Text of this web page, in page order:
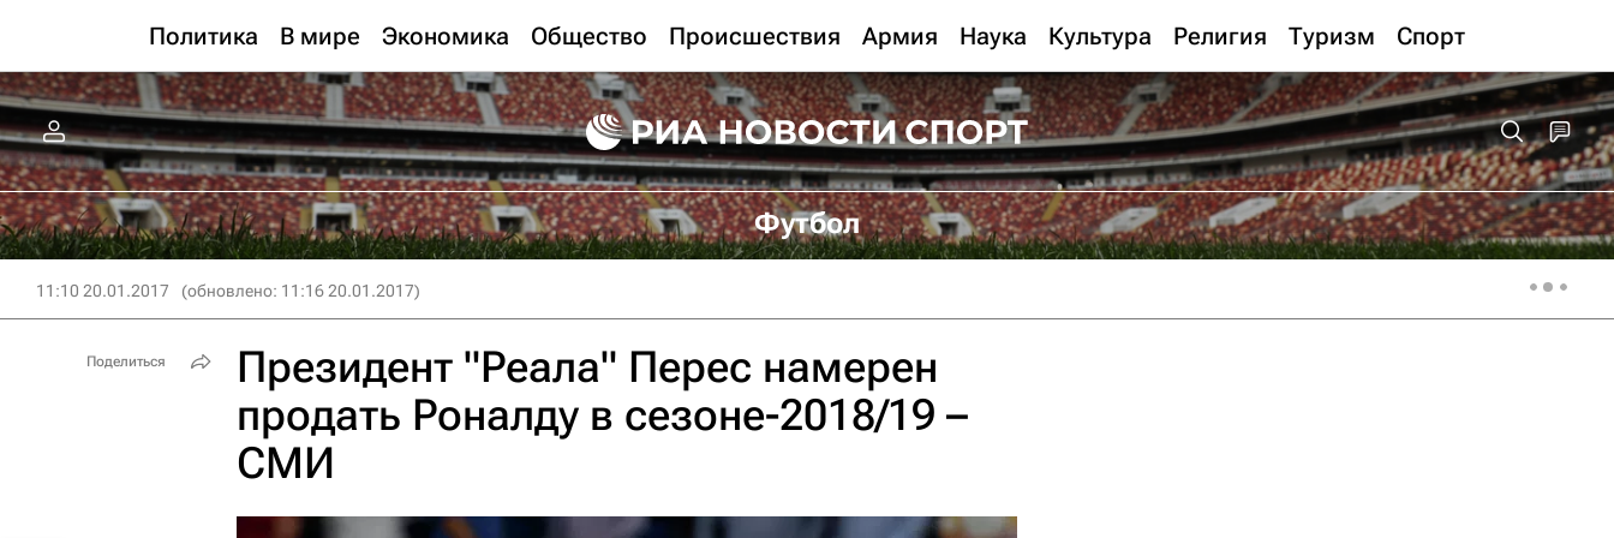
Политика В мире Экономика Общество Происшествия Армия Наука Культура Религия Туризм Спорт
Футбол
11:10 20.01.2017 (обновлено: 11:16 20.01.2017)
Президент "Реала" Перес намерен
продать Роналду в сезоне-2018/19 –
СМИ
Поделиться